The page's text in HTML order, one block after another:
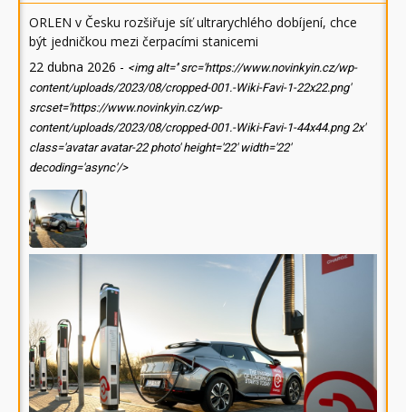
ORLEN v Česku rozšiřuje síť ultrarychlého dobíjení, chce
být jedničkou mezi čerpacími stanicemi
22 dubna 2026 - <img alt='' src='https://www.novinkyin.cz/wp-
content/uploads/2023/08/cropped-001.-Wiki-Favi-1-22x22.png'
srcset='https://www.novinkyin.cz/wp-
content/uploads/2023/08/cropped-001.-Wiki-Favi-1-44x44.png 2x'
class='avatar avatar-22 photo' height='22' width='22'
decoding='async'/>